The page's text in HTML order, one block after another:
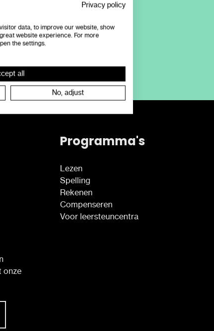
onze
Programma's
Lezen
Spelling
Rekenen
Compenseren
Voor leersteuncentra
Privacy policy
data, to improve our website, show
website experience. For more
the settings.
all
No, adjust